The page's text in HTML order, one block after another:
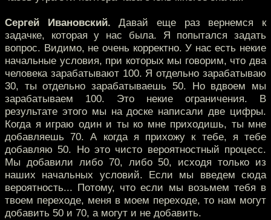
Сергей Ивановский. Давай еще раз вернемся к
задачке, которая у нас была. Я попытался задать
вопрос. Видимо, не очень корректно. У нас есть некие
начальные условия, при которых мы говорим, что два
человека зарабатывают 100. Я отдельно зарабатываю
30, ты отдельно зарабатываешь 50. Но вдвоем мы
зарабатываем 100. Это некие ограничения. В
результате этого мы на доске написали две цифры.
Когда я играю один и ты ко мне приходишь, ты мне
добавляешь 70. А когда я прихожу к тебе, я тебе
добавляю 50. Но это чисто вероятностный процесс.
Мы добавили либо 70, либо 50, исходя только из
наших начальных условий. Если мы введем сюда
вероятность... Потому, что если мы возьмем тебя в
твоем переходе, меня в моем переходе, то нам могут
добавить 50 и 70, а могут и не добавить.